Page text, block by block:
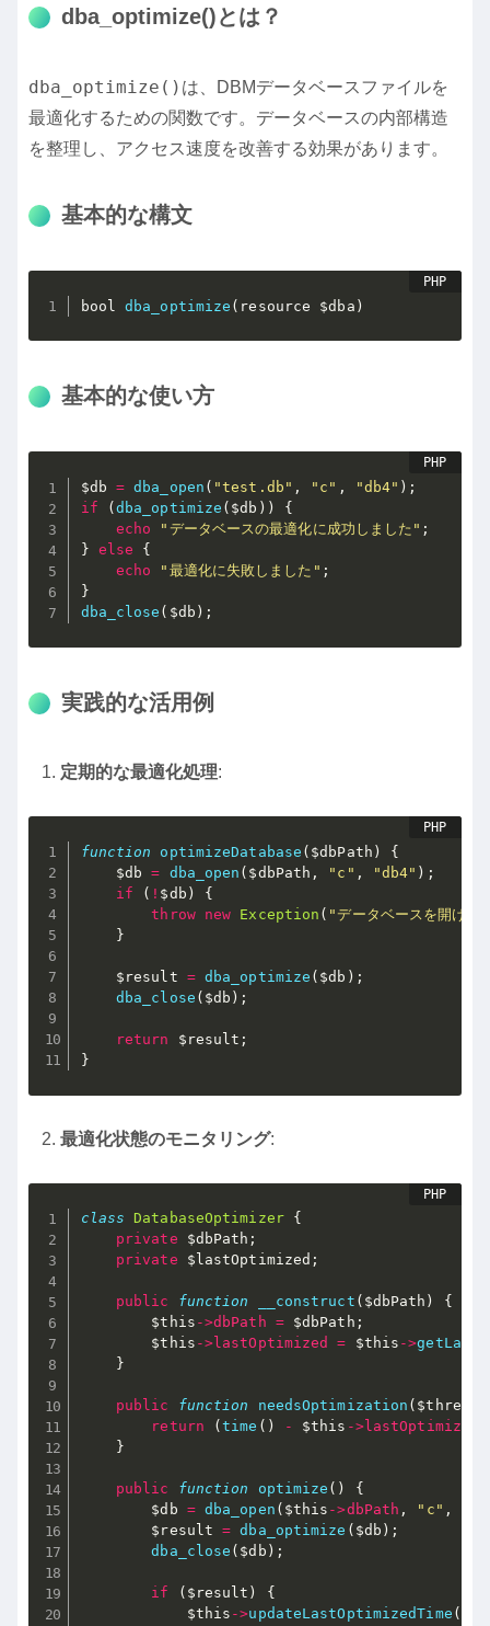
dba_optimize()とは？
dba_optimize() は、DBMデータベースファイルを
最適化するための関数です。データベースの内部構造
を整理し、アクセス速度を改善する効果があります。
基本的な構文
bool dba_optimize ( resource $dba )
基本的な使い方
$db = dba_open ( "test.db" , "c" , "db4" ) ;
if
( dba_optimize ( $db ) )
{
echo
"データベースの最適化に成功しました" ;
} else
{
echo
"最適化に失敗しました" ;
}
dba_close ( $db ) ;
実践的な活用例
定期的な最適化処理:
function optimizeDatabase ( $dbPath )
{
$db
= dba_open ( $dbPath , "c" , "db4" ) ;
if
( ! $db )
{
throw
new Exception ( "データベースを開けま
}
$result = dba_optimize ( $db ) ;
dba_close ( $db ) ;
return $result ;
}
最適化状態のモニタリング:
class DatabaseOptimizer
{
private
$dbPath ;
private
$lastOptimized ;
public function __construct ( $dbPath )
{
$this ->dbPath = $dbPath ;
$this -> lastOptimized = $this ->
}
public function needsOptimization (
return
(time ( ) - $this ->lastOptimized
}
public function optimize ( )
{
$db = dba_open ( $this ->dbPath , "c" ,
$result
= dba_optimize ( $db ) ;
dba_close ( $db ) ;
if ( $result )
{
$this ->updateLastOptimizedTime (